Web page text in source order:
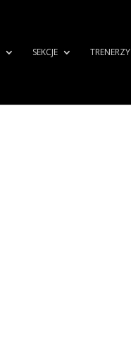
SEKCJE TRENERZY